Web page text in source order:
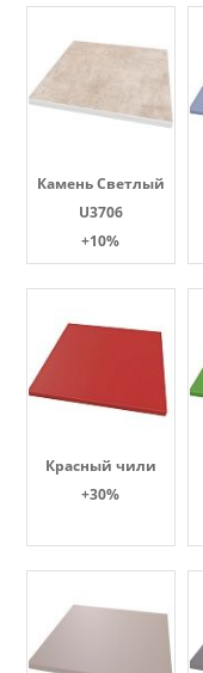
Камень Светлый
U3706
+10%
Красный чили
+30%